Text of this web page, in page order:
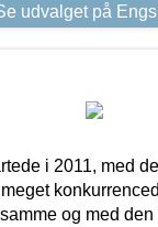
udvalget på
i 2011, med
og med